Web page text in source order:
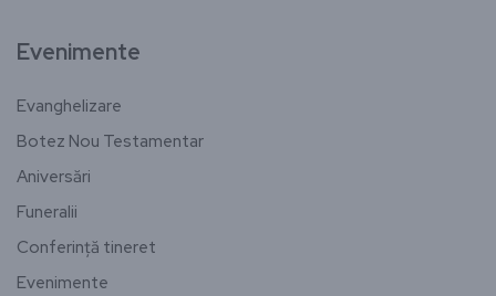
Evenimente
Evanghelizare
Botez Nou Testamentar
Aniversări
Funeralii
Conferință tineret
Evenimente